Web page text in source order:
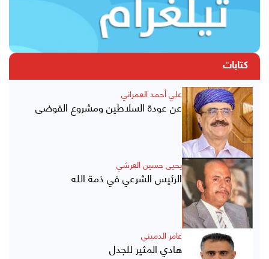
كتابات
علي أحمد العمراني
عن عودة السلاطين ومشروع الفوضى
يحيى حسين العرشي
الرئيس الشرعي في ذمة الله
عامر الدميني
هادي المثير للجدل